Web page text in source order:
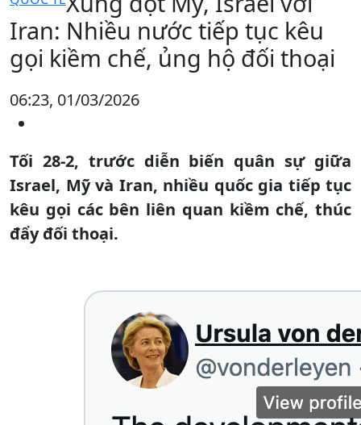
Iran: Nhiều nước tiếp tục kêu
gọi kiềm chế, ủng hộ đối thoại
06:23, 01/03/2026
Tối 28-2, trước diễn biến quân sự giữa
Israel, Mỹ và Iran, nhiều quốc gia tiếp tục
kêu gọi các bên liên quan kiềm chế, thúc
đẩy đối thoại.